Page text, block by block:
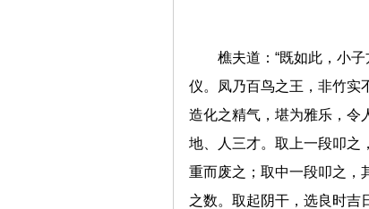
樵夫道：“既如此，小
仪。凤乃百鸟之王，非竹实
造化之精气，堪为雅乐，令
地、人三才。取上一段叩之
重而废之；取中一段叩之，
之数。取起阴干，选良时吉